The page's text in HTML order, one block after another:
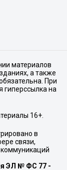
материалов
а также
При
гиперссылка на
16+.
в
связи,
ЭЛ № ФС 77 -